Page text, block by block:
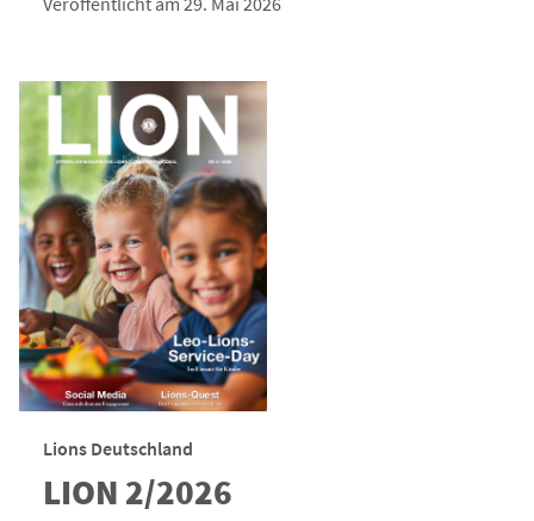
Lions Deutschland
LION 2/2026